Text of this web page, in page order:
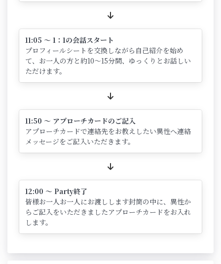
11:05 ～ 1：1の会話スタート
プロフィールシートを交換しながら自己紹介を始め
て、お一人の方と約10～15分間、ゆっくりとお話しい
ただけます。
11:50 ～ アプローチカードのご記入
アプローチカードで連絡先をお教えしたい異性へ連絡
メッセージをご記入いただきます。
12:00 ～ Party終了
皆様お一人お一人にお渡しします封筒の中に、異性か
らご記入をいただきましたアプローチカードをお入れ
します。